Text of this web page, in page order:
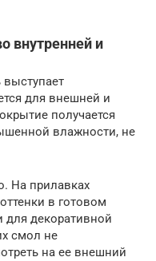
внутренней и
для внешней и
получается
влажности, не
На прилавках
в готовом
для декоративной
смол не
на ее внешний